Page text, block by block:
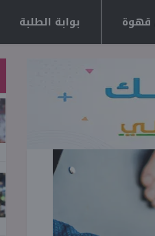
قهوة بوابة الطلبة